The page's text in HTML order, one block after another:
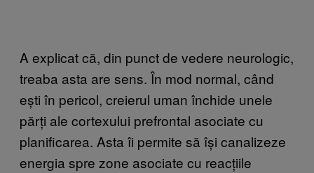
A explicat că, din punct de vedere neurologic,
treaba asta are sens. În mod normal, când
ești în pericol, creierul uman închide unele
părți ale cortexului prefrontal asociate cu
planificarea. Asta îi permite să își canalizeze
energia spre zone asociate cu reacțiile